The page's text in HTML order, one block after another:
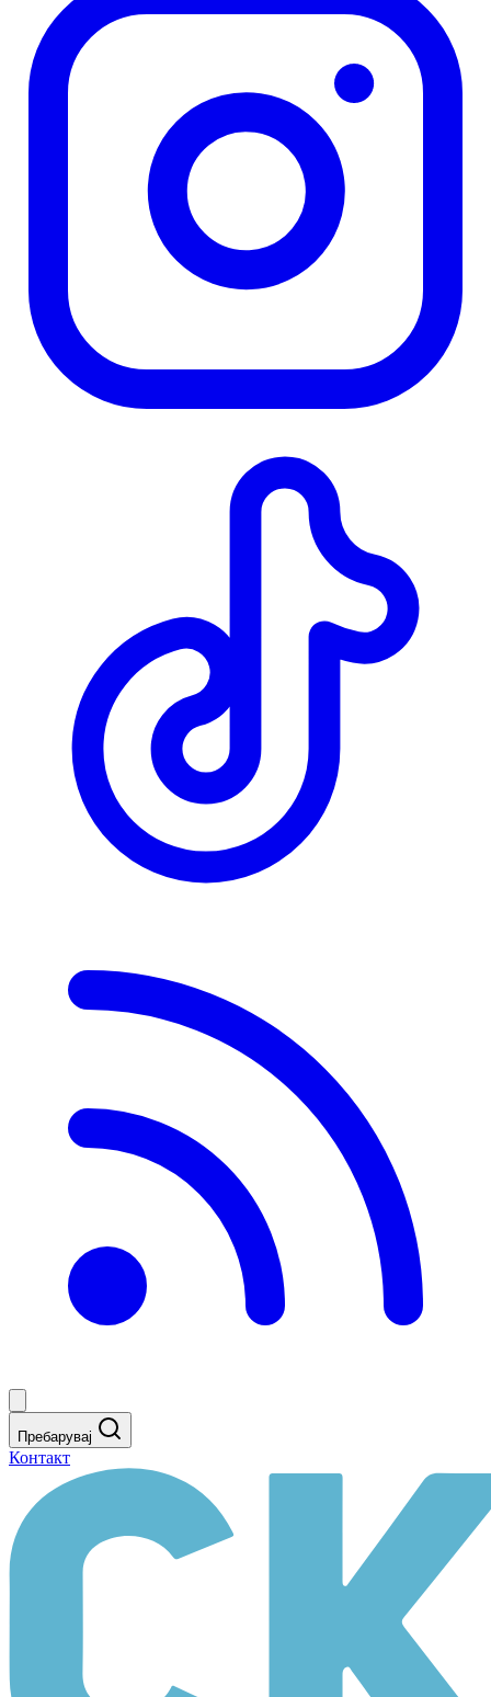
Пребарувај
Контакт